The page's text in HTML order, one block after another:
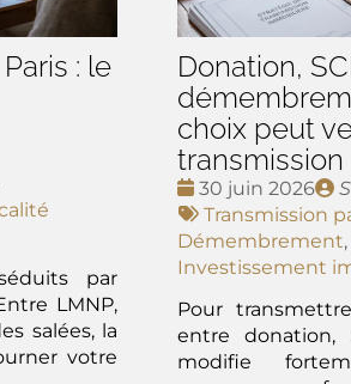
: le
par
LMNP,
salées, la
votre
Donation,
choix peut
Date
:
30 juin 2026
Tags
:
Transmission
Démembrement,
Investissement
Pour
entre donation,
modifie